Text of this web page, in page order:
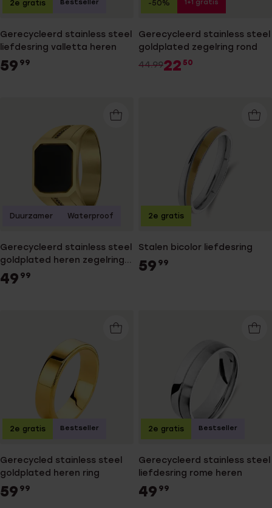
Gerecycleerd stainless steel
liefdesring valletta heren
59 99
2e gratis Bestseller
Gerecycleerd stainless steel
goldplated zegelring rond
44.9922 50
-50% 1+1 gratis
Gerecycleerd stainless steel
goldplated heren zegelring
zwart
49 99
Duurzamer Waterproof
Stalen bicolor liefdesring
59 99
2e gratis
Gerecycled stainless steel
goldplated heren ring
59 99
2e gratis Bestseller
Gerecycleerd stainless steel
liefdesring rome heren
49 99
2e gratis Bestseller